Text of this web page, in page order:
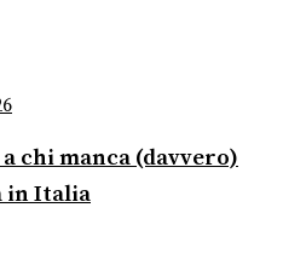
chi manca (davvero)
in Italia